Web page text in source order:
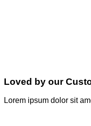
Loved by our
Lorem ipsum dolor sit